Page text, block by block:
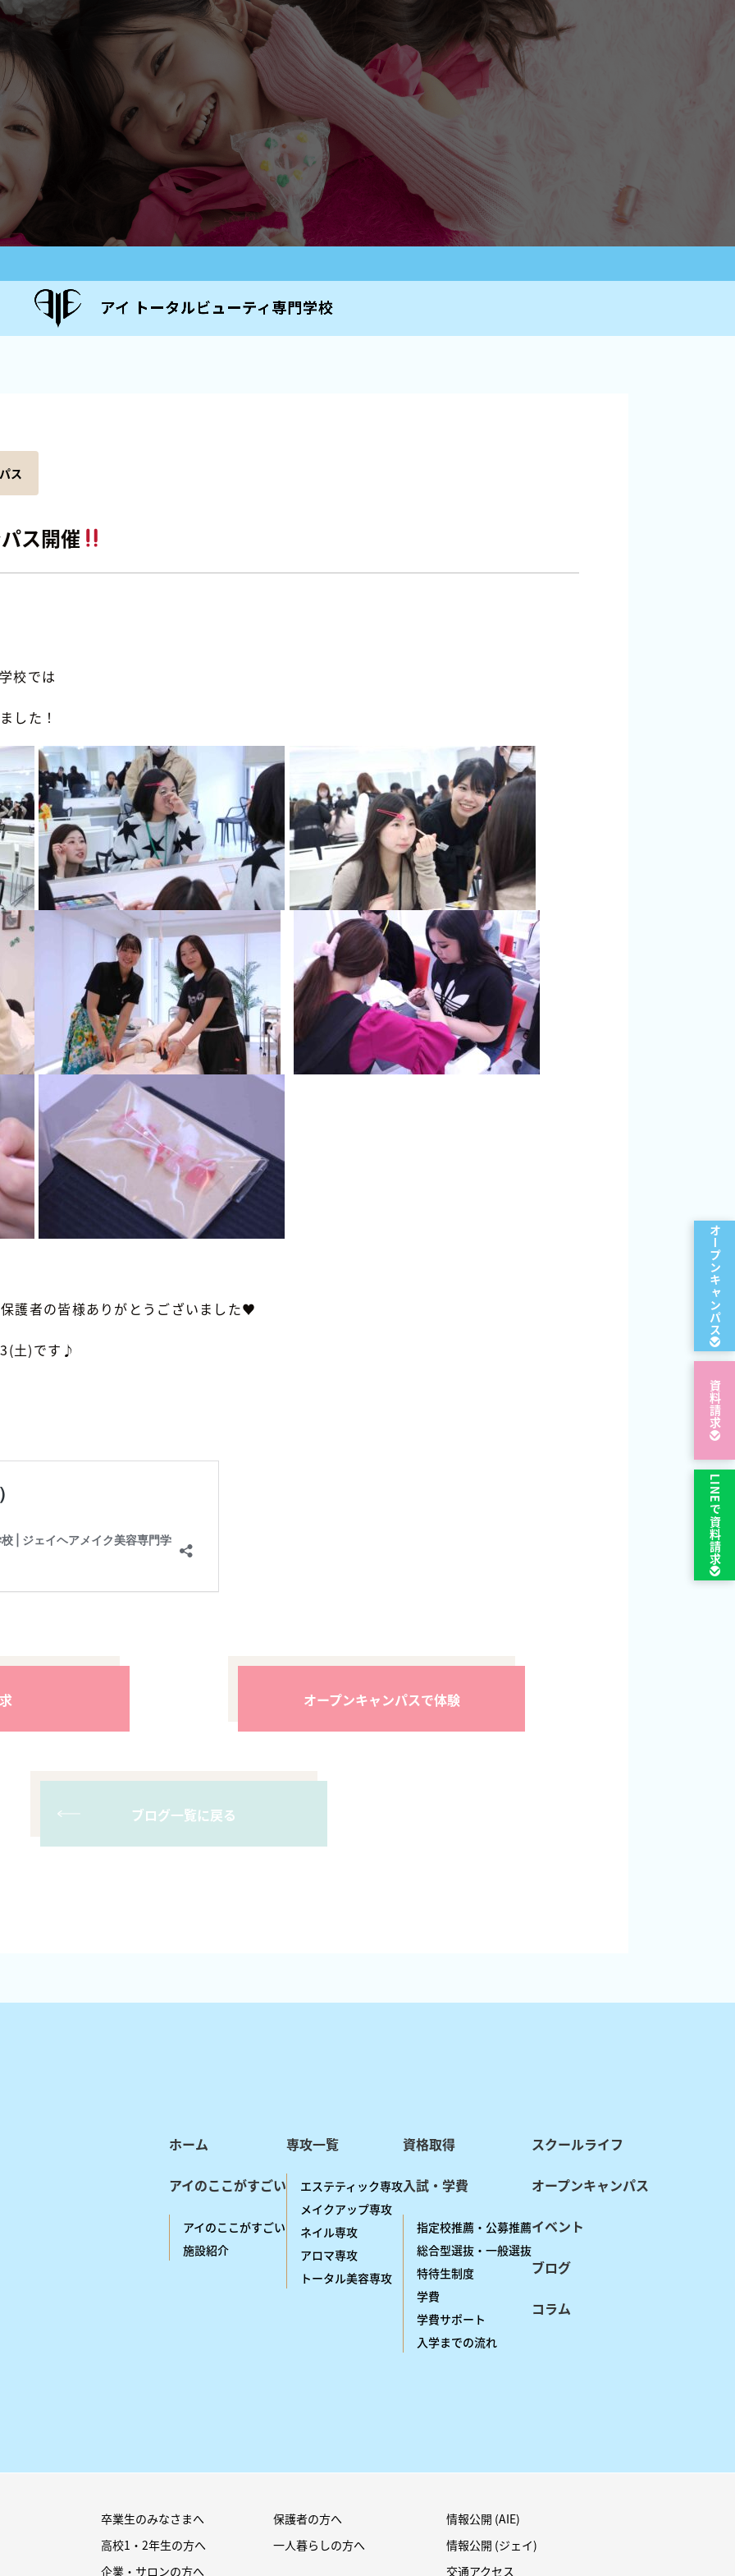
ス
ス開催
校では
した！
護者の皆様ありがとうございました♥
土)です♪
オープンキャンパスで体験
ブログ一覧に戻る
ホーム
アイのここがすごい
アイのここがすごい
施設紹介
専攻一覧
エステティック専攻
メイクアップ専攻
ネイル専攻
アロマ専攻
トータル美容専攻
資格取得
入試・学費
指定校推薦・公募推薦
総合型選抜・一般選抜
特待生制度
学費
学費サポート
入学までの流れ
スクールライフ
オープンキャンパス
イベント
ブログ
コラム
卒業生のみなさまへ
高校1・2年生の方へ
企業・サロンの方へ
保護者の方へ
一人暮らしの方へ
情報公開 (AIE)
情報公開 (ジェイ)
交通アクセス
オープン
キャンパス
資料請求
LINEで
資料請求